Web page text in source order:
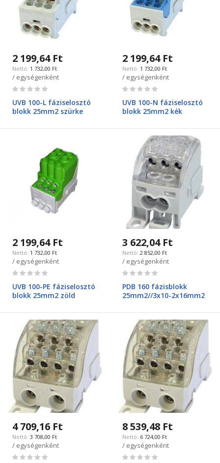
2 199,64 Ft
1 732,00 Ft
/ egységenként
Rating:
UVB 100-L fáziselosztó
blokk 25mm2 szürke
2 199,64 Ft
1 732,00 Ft
/ egységenként
Rating:
UVB 100-N fáziselosztó
blokk 25mm2 kék
2 199,64 Ft
1 732,00 Ft
/ egységenként
Rating:
UVB 100-PE fáziselosztó
blokk 25mm2 zöld
3 622,04 Ft
2 852,00 Ft
/ egységenként
Rating:
PDB 160 fázisblokk
25mm2//3x10-2x16mm2
4 709,16 Ft
3 708,00 Ft
/ egységenként
Rating:
8 539,48 Ft
6 724,00 Ft
/ egységenként
Rating: